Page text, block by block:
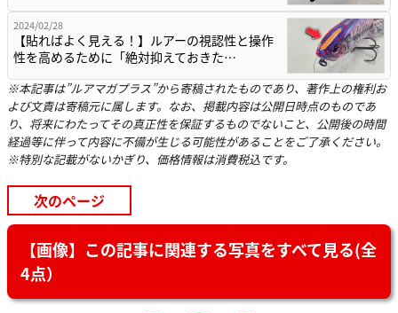
2024/02/28
【貼ればよく見える！】ルアーの視認性と操作
性を高めるために「絶対抑えておきた…
※本記事は”ルアマガプラス”から寄稿されたものであり、著作上の権利お
よび文責は寄稿元に属します。なお、掲載内容は公開日時点のものであ
り、将来にわたってその真正性を保証するものでないこと、公開後の時間
経過等に伴って内容に不備が生じる可能性があることをご了承ください。
※特別な記載がないかぎり、価格情報は消費税込です。
次のページ
【画像】この記事に関連する写真をすべて見る(全
4点）